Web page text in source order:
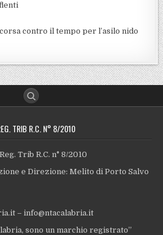
contro il tempo per l’asilo nido
TRIB R.C. N° 8/2010
Trib R.C. n° 8/2010
e Direzione: Melito di Porto Salvo
– info@ntacalabria.it
sono un marchio registrato”